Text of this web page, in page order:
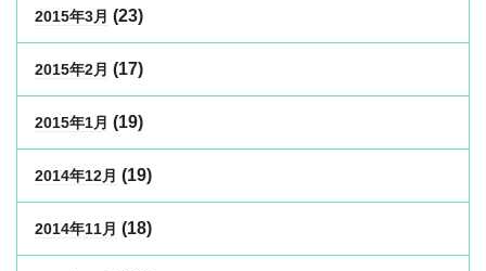
2015年3月 (23)
2015年2月 (17)
2015年1月 (19)
2014年12月 (19)
2014年11月 (18)